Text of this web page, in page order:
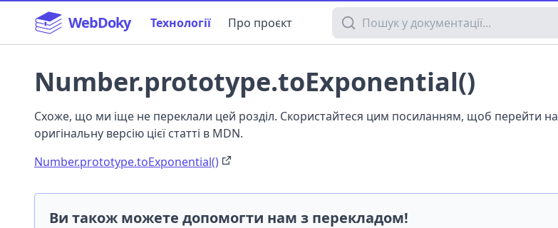
WebDoky Технології Про проєкт Пошук у документації
Number.prototype.toExponential()
Схоже, що ми іще не переклали цей розділ. Скористайтеся цим посиланням, щоб перейти на
оригінальну версію цієї статті в MDN.
Number.prototype.toExponential()
Ви також можете допомогти нам з перекладом!